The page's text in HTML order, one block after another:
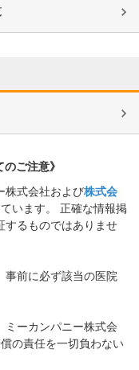
ご注意》
株式会社および株式会
います。 正確な情報掲
するものではありませ
事前に必ず該当の医院
ミーカンパニー株式会
の責任を一切負わない